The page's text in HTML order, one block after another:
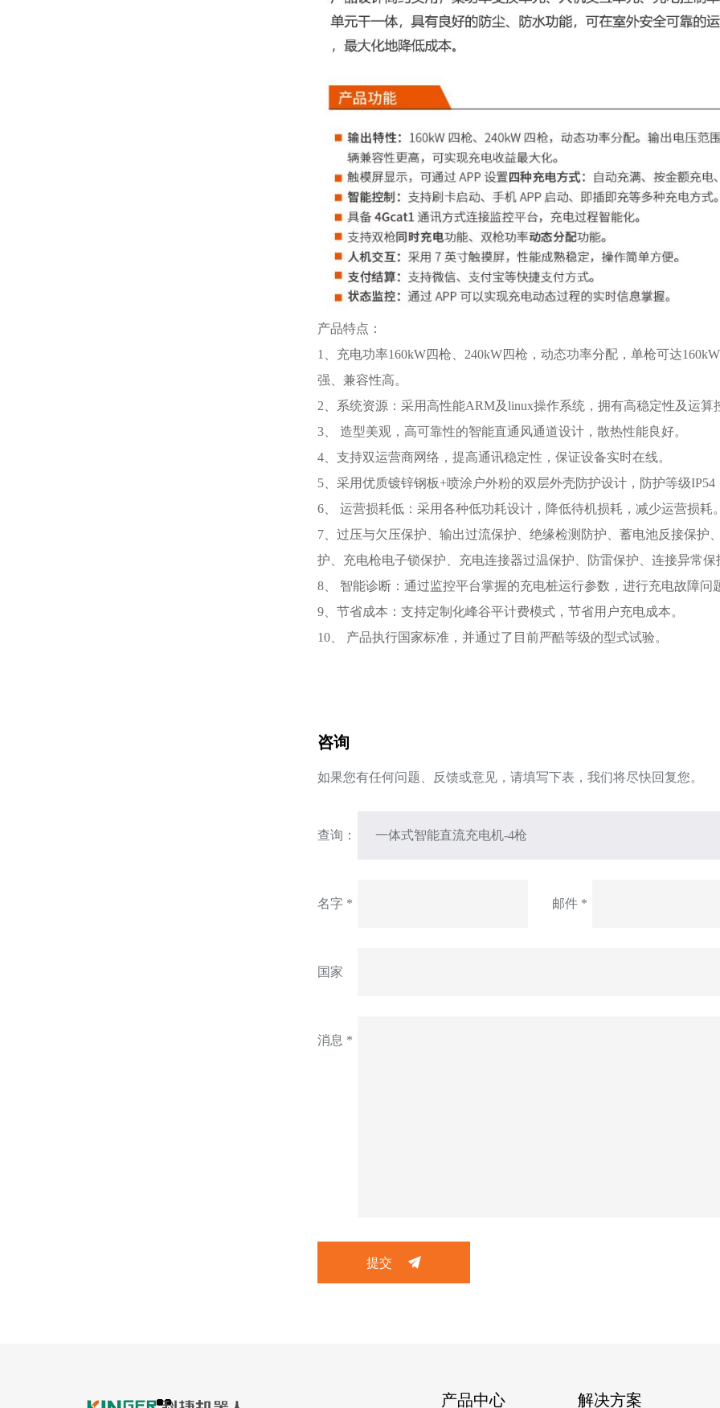
产品特点：
1、充电功率160kW四枪、240kW四枪，动态功率分配，单枪可达
强、兼容性高。
2、系统资源：采用高性能ARM及linux操作系统，拥有高稳定性及运
3、 造型美观，高可靠性的智能直通风通道设计，散热性能良好。
4、支持双运营商网络，提高通讯稳定性，保证设备实时在线。
5、采用优质镀锌钢板+喷涂户外粉的双层外壳防护设计，防护等级IP54
6、 运营损耗低：采用各种低功耗设计，降低待机损耗，减少运营损耗
7、过压与欠压保护、输出过流保护、绝缘检测防护、蓄电池反接保护
护、充电枪电子锁保护、充电连接器过温保护、防雷保护、连接异常
8、 智能诊断：通过监控平台掌握的充电桩运行参数，进行充电故障
9、节省成本：支持定制化峰谷平计费模式，节省用户充电成本。
10、 产品执行国家标准，并通过了目前严酷等级的型式试验。
咨询
如果您有任何问题、反馈或意见，请填写下表，我们将尽快回复您。
查询：
名字 * 邮件 *
国家
消息 *
提交
产品中心 解决方案